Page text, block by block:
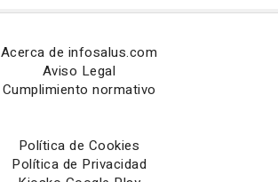
Acerca de infosalus.com
Aviso Legal
Cumplimiento normativo
Política de Cookies
Política de Privacidad